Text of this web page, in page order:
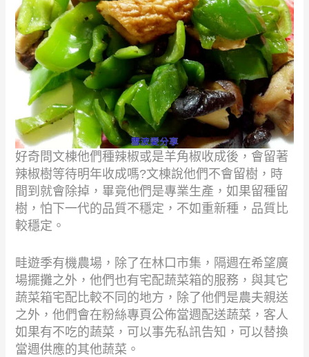
好奇問文棟他們種辣椒或是羊角椒收成後，會留著
辣椒樹等待明年收成嗎?文棟說他們不會留樹，時
間到就會除掉，畢竟他們是專業生產，如果留種留
樹，怕下一代的品質不穩定，不如重新種，品質比
較穩定。
畦遊季有機農場，除了在林口市集，隔週在希望廣
場擺攤之外，他們也有宅配蔬菜箱的服務，與其它
蔬菜箱宅配比較不同的地方，除了他們是農夫親送
之外，他們會在粉絲專頁公佈當週配送蔬菜，客人
如果有不吃的蔬菜，可以事先私訊告知，可以替換
當週供應的其他蔬菜。